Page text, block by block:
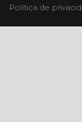
Política de